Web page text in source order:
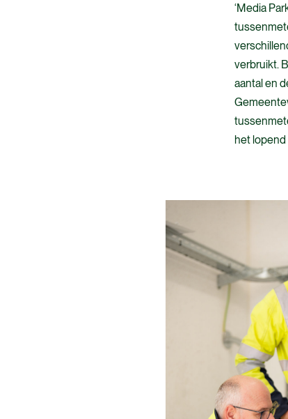
‘Media
verbruikt.
aantal en
het lopend